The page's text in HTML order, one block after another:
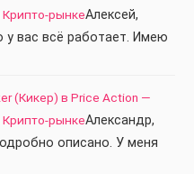
Крипто-рынкеАлексей,
у вас всё работает. Имею
(Кикер) в Price Action —
Крипто-рынкеАлександр,
описано. У меня